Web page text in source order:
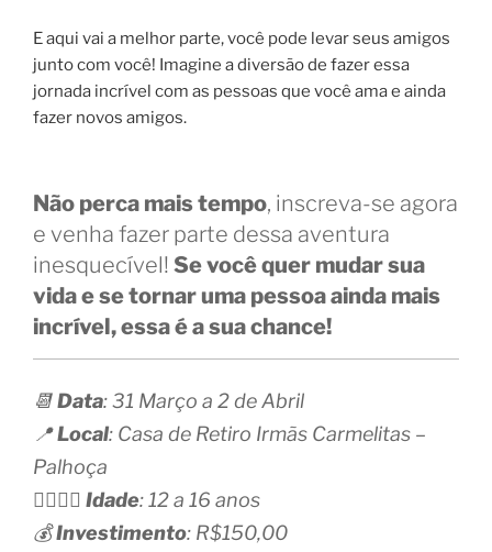
E aqui vai a melhor parte, você pode levar seus amigos
junto com você! Imagine a diversão de fazer essa
jornada incrível com as pessoas que você ama e ainda
fazer novos amigos.
Não perca mais tempo, inscreva-se agora
e venha fazer parte dessa aventura
inesquecível! Se você quer mudar sua
vida e se tornar uma pessoa ainda mais
incrível, essa é a sua chance!
📆Data: 31 Março a 2 de Abril
📍Local: Casa de Retiro Irmãs Carmelitas –
Palhoça
💁‍♀️💁‍♂️ Idade: 12 a 16 anos
💰Investimento: R$150,00